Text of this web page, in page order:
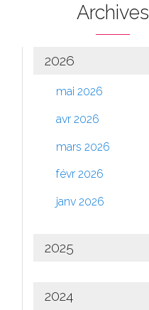
Archives
2026
mai 2026
avr 2026
mars 2026
févr 2026
janv 2026
2025
2024